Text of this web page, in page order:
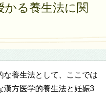
る養生法に関
な養生法として、ここでは
漢方医学的養生法と妊娠3